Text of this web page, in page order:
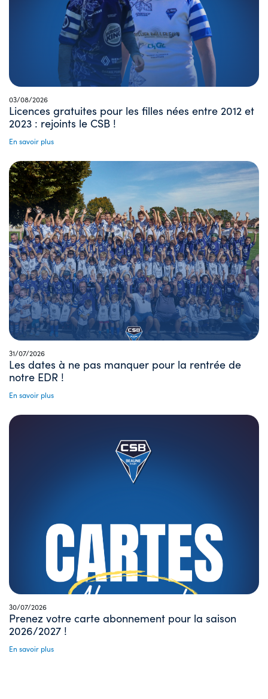
03/08/2026
Licences gratuites pour les filles nées entre 2012 et
2023 : rejoints le CSB !
En savoir plus
31/07/2026
Les dates à ne pas manquer pour la rentrée de
notre EDR !
En savoir plus
30/07/2026
Prenez votre carte abonnement pour la saison
2026/2027 !
En savoir plus